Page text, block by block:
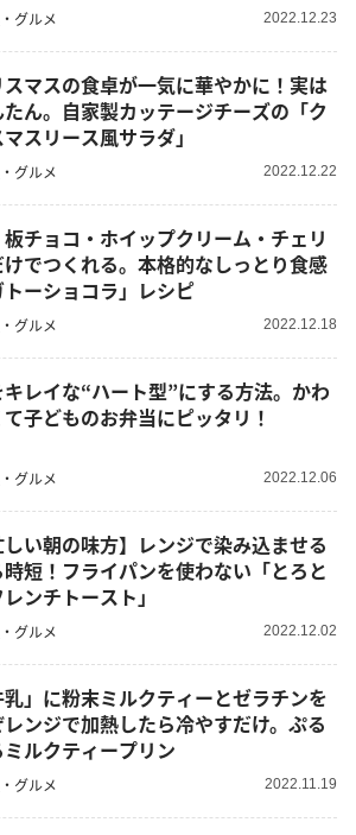
グルメ 2022.12.23
スマスの食卓が一気に華やかに！実は
たん。自家製カッテージチーズの「ク
マスリース風サラダ」
グルメ 2022.12.22
チョコ・ホイップクリーム・チェリ
けでつくれる。本格的なしっとり食感
トーショコラ」レシピ
グルメ 2022.12.18
レイな“ハート型”にする方法。かわ
子どものお弁当にピッタリ！
グルメ 2022.12.06
しい朝の味方】レンジで染み込ませる
時短！フライパンを使わない「とろと
ンチトースト」
グルメ 2022.12.02
乳」に粉末ミルクティーとゼラチンを
ンジで加熱したら冷やすだけ。ぷる
ルクティープリン
グルメ 2022.11.19